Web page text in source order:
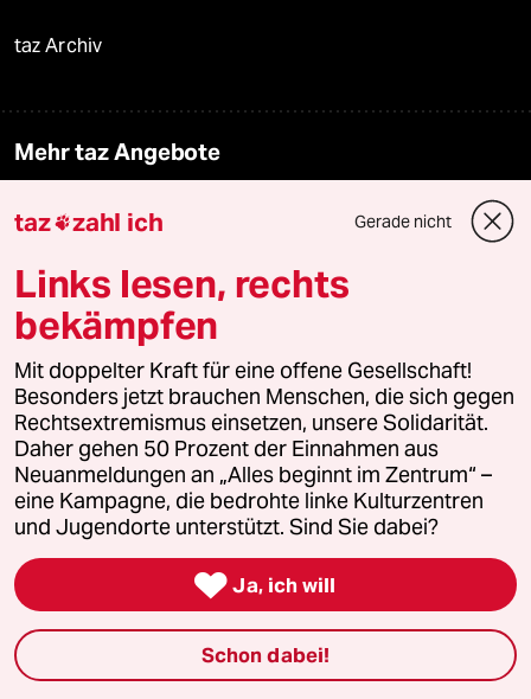
taz Archiv
Mehr taz Angebote
Reisen
Kantine
Shop
Anzeigen
Fragen & Hilfe
Feedback
Aboservice
taz zahl ich Gerade nicht
Links lesen, rechts
bekämpfen
Mit doppelter Kraft für eine offene Gesellschaft!
Besonders jetzt brauchen Menschen, die sich gegen
Rechtsextremismus einsetzen, unsere Solidarität.
Daher gehen 50 Prozent der Einnahmen aus
Neuanmeldungen an „Alles beginnt im Zentrum“ –
eine Kampagne, die bedrohte linke Kulturzentren
und Jugendorte unterstützt. Sind Sie dabei?
 Ja, ich will
Schon dabei!